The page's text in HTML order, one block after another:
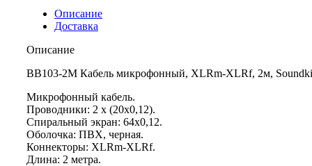
Описание
Доставка
Описание
BB103-2M Кабель микрофонный, XLRm-XLRf, 2м,
Микрофонный кабель.
Проводники: 2 х (20х0,12).
Спиральный экран: 64х0,12.
Оболочка: ПВХ, черная.
Коннекторы: XLRm-XLRf.
Длина: 2 метра.